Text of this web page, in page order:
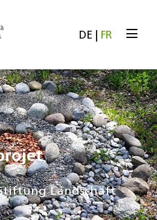
DE FR
Landschaft